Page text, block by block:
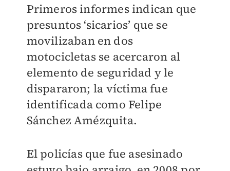
Primeros informes indican que
presuntos ‘sicarios’ que se
movilizaban en dos
motocicletas se acercaron al
elemento de seguridad y le
dispararon; la víctima fue
identificada como Felipe
Sánchez Amézquita.
El policías que fue asesinado